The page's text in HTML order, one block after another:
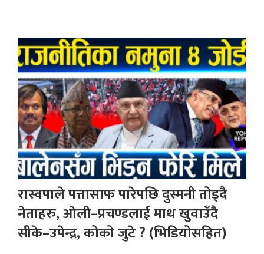
रास्वपाले पत्तासाफ पारेपछि दुस्मनी तोड्दै
नेताहरु, ओली–प्रचण्डलाई माथ खुवाउँदै
सीके–उपेन्द्र, कोको जुटे ? (भिडियोसहित)